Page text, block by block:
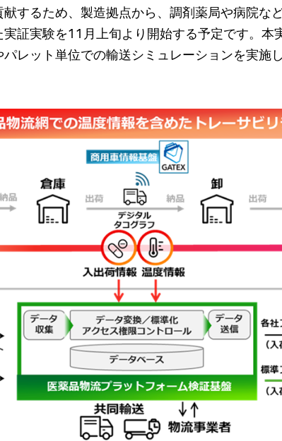
するため、製造拠点から、調剤薬局や病院
証実験を11月上旬より開始する予定です。
レット単位での輸送シミュレーションを実施し